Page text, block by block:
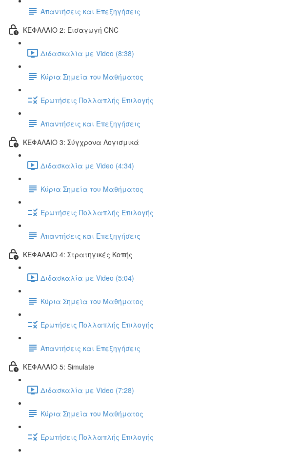
Απαντήσεις και Επεξηγήσεις
ΚΕΦΑΛΑΙΟ 2: Εισαγωγή CNC
Διδασκαλία με Video (8:38)
Κύρια Σημεία του Μαθήματος
Ερωτήσεις Πολλαπλής Επιλογής
Απαντήσεις και Επεξηγήσεις
ΚΕΦΑΛΑΙΟ 3: Σύγχρονα Λογισμικά
Διδασκαλία με Video (4:34)
Κύρια Σημεία του Μαθήματος
Ερωτήσεις Πολλαπλής Επιλογής
Απαντήσεις και Επεξηγήσεις
ΚΕΦΑΛΑΙΟ 4: Στρατηγικές Κοπής
Διδασκαλία με Video (5:04)
Κύρια Σημεία του Μαθήματος
Ερωτήσεις Πολλαπλής Επιλογής
Απαντήσεις και Επεξηγήσεις
ΚΕΦΑΛΑΙΟ 5: Simulate
Διδασκαλία με Video (7:28)
Κύρια Σημεία του Μαθήματος
Ερωτήσεις Πολλαπλής Επιλογής